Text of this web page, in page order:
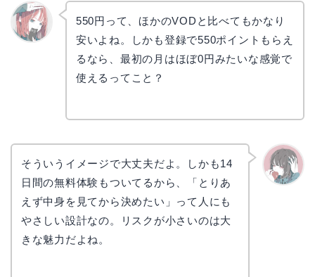
550円って、ほかのVODと比べてもかなり
安いよね。しかも登録で550ポイントもらえ
るなら、最初の月はほぼ0円みたいな感覚で
使えるってこと？
そういうイメージで大丈夫だよ。しかも14
日間の無料体験もついてるから、「とりあ
えず中身を見てから決めたい」って人にも
やさしい設計なの。リスクが小さいのは大
きな魅力だよね。